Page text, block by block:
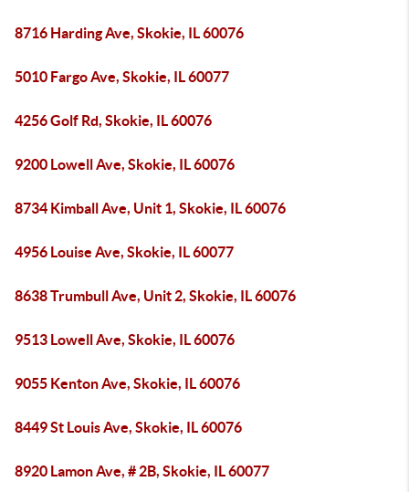
8716 Harding Ave, Skokie, IL 60076
5010 Fargo Ave, Skokie, IL 60077
4256 Golf Rd, Skokie, IL 60076
9200 Lowell Ave, Skokie, IL 60076
8734 Kimball Ave, Unit 1, Skokie, IL 60076
4956 Louise Ave, Skokie, IL 60077
8638 Trumbull Ave, Unit 2, Skokie, IL 60076
9513 Lowell Ave, Skokie, IL 60076
9055 Kenton Ave, Skokie, IL 60076
8449 St Louis Ave, Skokie, IL 60076
8920 Lamon Ave, # 2B, Skokie, IL 60077